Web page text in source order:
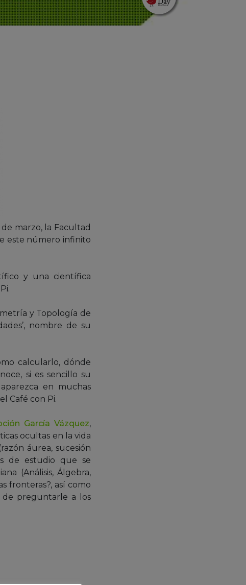
marzo, la Facultad
este número infinito
y una científica
y Topología de
nombre de su
calcularlo, dónde
si es sencillo su
en muchas
Café con Pi.
García Vázquez,
ocultas en la vida
áurea, sucesión
de estudio que se
(Análisis, Álgebra,
fronteras?, así como
de preguntarle a los